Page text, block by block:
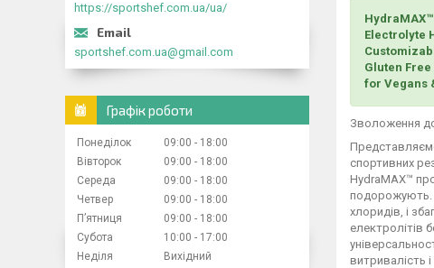
Electrolyte
Gluten
for Vegans
Зволоження
спортивних
HydraMAX™
подорожують.
хлоридів, і
електролітів
витривалість
https://sportshef.com.ua/ua/
sportshef.com.ua@gmail.com
Графік роботи
Понеділок 09:00
18:00
Вівторок
09:00
18:00
Середа
09:00
18:00
Четвер
09:00
18:00
Пʼятниця
09:00
18:00
Субота
10:00
17:00
Неділя
Вихідний